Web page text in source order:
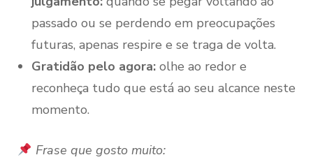
passado ou se perdendo em preocupações
futuras, apenas respire e se traga de volta.
Gratidão pelo agora: olhe ao redor e
reconheça tudo que está ao seu alcance neste
momento.
Frase que gosto muito: